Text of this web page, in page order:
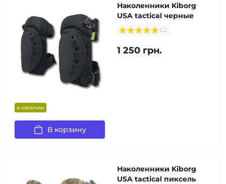
в наличии
Наколенники Kiborg
USA tactical черные
1 250 грн.
В корзину
Наколенники Kiborg
USA tactical пиксель